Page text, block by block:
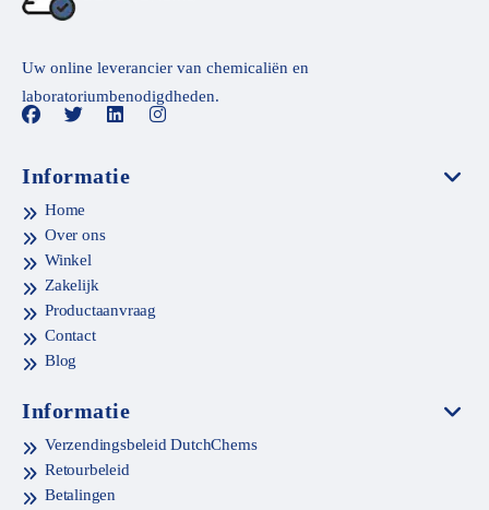
Uw online leverancier van chemicaliën en
laboratoriumbenodigdheden.
Informatie
Home
Over ons
Winkel
Zakelijk
Productaanvraag
Contact
Blog
Informatie
Verzendingsbeleid DutchChems
Retourbeleid
Betalingen